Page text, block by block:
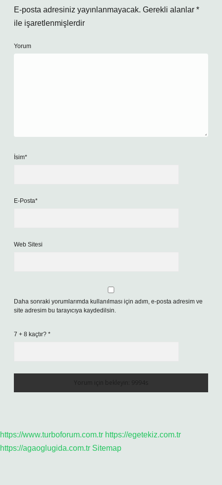
E-posta adresiniz yayınlanmayacak. Gerekli alanlar *
ile işaretlenmişlerdir
Yorum
İsim*
E-Posta*
Web Sitesi
Daha sonraki yorumlarımda kullanılması için adım, e-posta adresim ve
site adresim bu tarayıcıya kaydedilsin.
7 + 8 kaçtır? *
https://www.turboforum.com.tr https://egetekiz.com.tr
https://agaoglugida.com.tr Sitemap